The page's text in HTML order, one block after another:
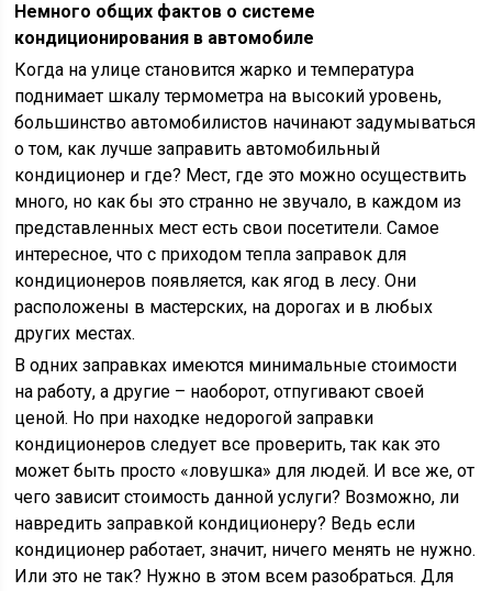
Немного общих фактов о системе
кондиционирования в автомобиле
Когда на улице становится жарко и температура
поднимает шкалу термометра на высокий уровень,
большинство автомобилистов начинают задумываться
о том, как лучше заправить автомобильный
кондиционер и где? Мест, где это можно осуществить
много, но как бы это странно не звучало, в каждом из
представленных мест есть свои посетители. Самое
интересное, что с приходом тепла заправок для
кондиционеров появляется, как ягод в лесу. Они
расположены в мастерских, на дорогах и в любых
других местах.
В одних заправках имеются минимальные стоимости
на работу, а другие – наоборот, отпугивают своей
ценой. Но при находке недорогой заправки
кондиционеров следует все проверить, так как это
может быть просто «ловушка» для людей. И все же, от
чего зависит стоимость данной услуги? Возможно, ли
навредить заправкой кондиционеру? Ведь если
кондиционер работает, значит, ничего менять не нужно.
Или это не так? Нужно в этом всем разобраться. Для